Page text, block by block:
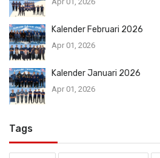
Kalender Februari 2026
Apr 01, 2026
Kalender Januari 2026
Apr 01, 2026
Tags